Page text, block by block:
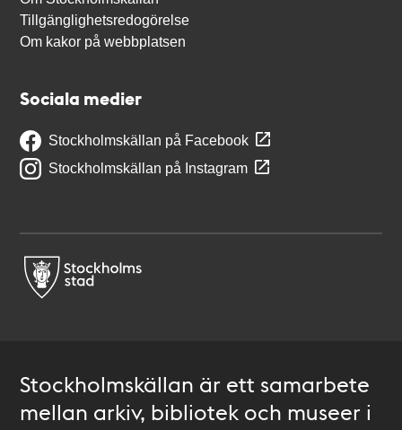
Tillgänglighetsredogörelse
Om kakor på webbplatsen
Sociala medier
Stockholmskällan på Facebook
Stockholmskällan på Instagram
Stockholmskällan är ett samarbete
mellan arkiv, bibliotek och museer i